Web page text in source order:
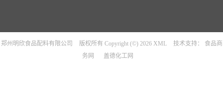
郑州明欣食品配料有限公司 版权所有 Copyright (©) 2026 XML 技术支持：
食品商
务网
盖德化工网